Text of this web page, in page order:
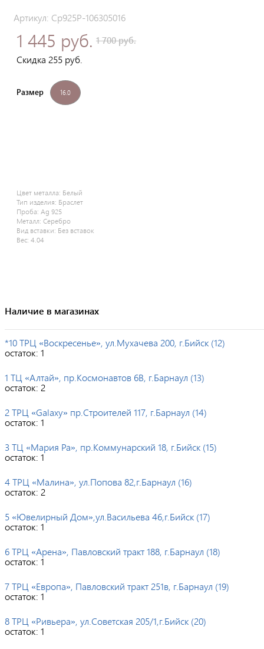
Артикул: Ср925Р-106305016
1 445 руб. 1 700 руб.
Скидка 255 руб.
Размер 16.0
Цвет металла: Белый
Тип изделия: Браслет
Проба: Ag 925
Металл: Серебро
Вид вставки: Без вставок
Вес: 4.04
Наличие в магазинах
*10 ТРЦ «Воскресенье», ул.Мухачева 200, г.Бийск (12)
остаток: 1
1 ТЦ «Алтай», пр.Космонавтов 6В, г.Барнаул (13)
остаток: 2
2 ТРЦ «Galaxy» пр.Строителей 117, г.Барнаул (14)
остаток: 1
3 ТЦ «Мария Ра», пр.Коммунарский 18, г.Бийск (15)
остаток: 1
4 ТРЦ «Малина», ул.Попова 82,г.Барнаул (16)
остаток: 2
5 «Ювелирный Дом»,ул.Васильева 46,г.Бийск (17)
остаток: 1
6 ТРЦ «Арена», Павловский тракт 188, г.Барнаул (18)
остаток: 1
7 ТРЦ «Европа», Павловский тракт 251в, г.Барнаул (19)
остаток: 1
8 ТРЦ «Ривьера», ул.Советская 205/1,г.Бийск (20)
остаток: 1